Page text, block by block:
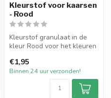
Kleurstof voor kaarsen
- Rood
Kleurstof granulaat in de
kleur Rood voor het kleuren
€1,95
Binnen 24 uur verzonden!